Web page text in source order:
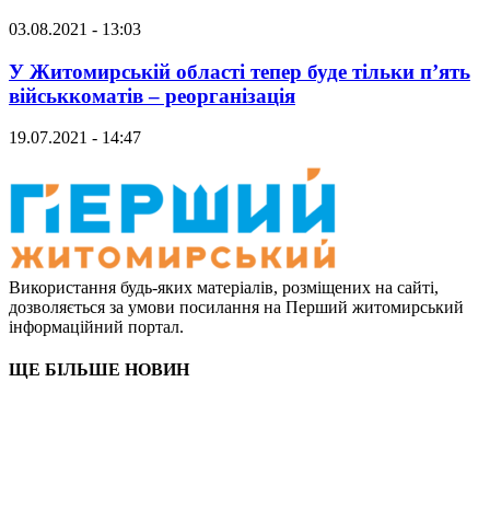
03.08.2021 - 13:03
У Житомирській області тепер буде тільки п’ять
військкоматів – реорганізація
19.07.2021 - 14:47
Використання будь-яких матеріалів, розміщених на сайті,
дозволяється за умови посилання на Перший житомирський
інформаційний портал.
ЩЕ БІЛЬШЕ НОВИН